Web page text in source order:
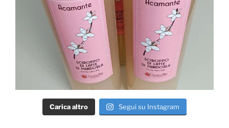
Carica altro Segui su Instagram